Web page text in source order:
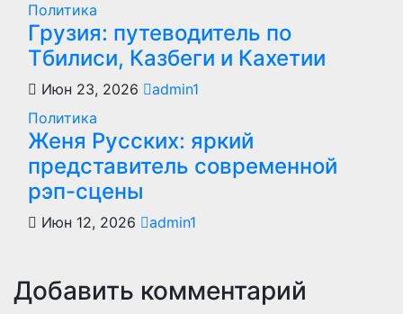
Политика
Грузия: путеводитель по
Тбилиси, Казбеги и Кахетии
Июн 23, 2026
admin1
Политика
Женя Русских: яркий
представитель современной
рэп-сцены
Июн 12, 2026 admin1
Добавить комментарий